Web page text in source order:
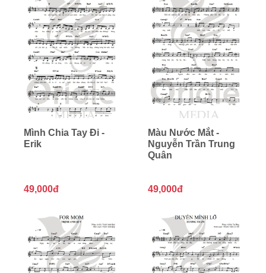
Mình Chia Tay Đi -
Erik
49,000đ
Màu Nước Mắt -
Nguyễn Trần Trung
Quân
49,000đ